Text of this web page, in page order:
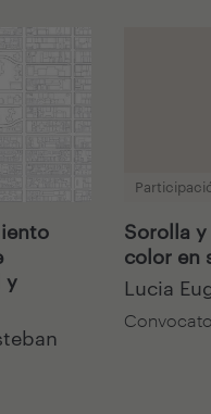
y
Sorolla
color en
Lucia